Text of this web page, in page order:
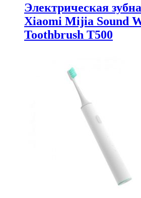
Электрическая
Xiaomi Mijia Sound
Toothbrush T500